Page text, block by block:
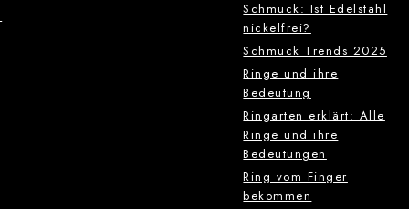
Schmuck: Ist Edelstahl
nickelfrei?
Schmuck Trends 2025
Ringe und ihre
Bedeutung
Ringarten erklärt: Alle
Ringe und ihre
Bedeutungen
Ring vom Finger
bekommen